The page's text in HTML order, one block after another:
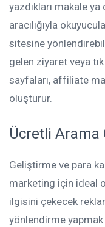
yazdıkları makale
aracılığıyla
sitesine
gelen ziyaret veya
sayfaları, affiliate
oluşturur.
Ücretli Arama
Geliştirme ve para
marketing için ideal
ilgisini çekecek
yönlendirme